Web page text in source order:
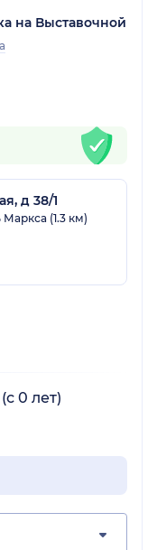
на Выставочной
д 38/1
(1.3 км)
0 лет)